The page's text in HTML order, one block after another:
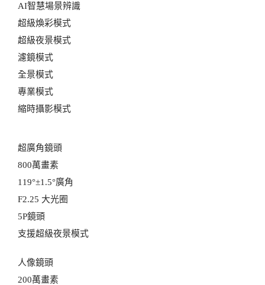
AI智慧場景辨識
超級煥彩模式
超級夜景模式
濾鏡模式
全景模式
專業模式
縮時攝影模式
超廣角鏡頭
800萬畫素
119°±1.5°廣角
F2.25 大光圈
5P鏡頭
支援超級夜景模式
人像鏡頭
200萬畫素